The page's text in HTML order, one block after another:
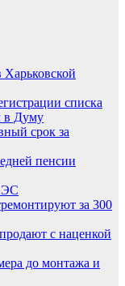
списка
в Думу
срок за
пенсии
за 300
с наценкой
до монтажа и